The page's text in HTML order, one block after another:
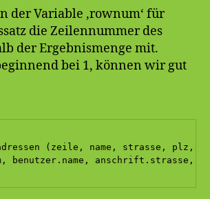
der Variable ‚rownum‘ für
die Zeilennummer des
der Ergebnismenge mit.
bei 1, können wir gut
(zeile, name, strasse, plz,
benutzer.name,